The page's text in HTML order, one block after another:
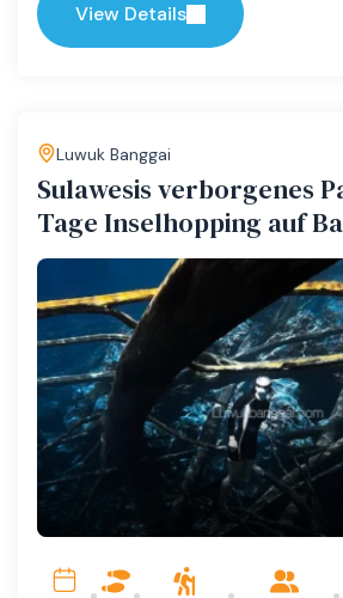
View Details
Luwuk Banggai
Sulawesis verborgenes
Tage Inselhopping auf